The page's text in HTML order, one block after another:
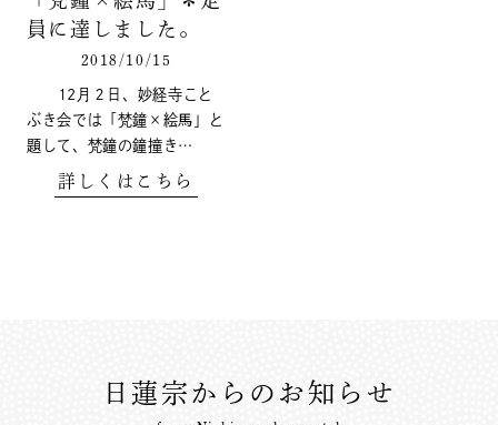
員に達しました。
2018/10/15
12月２日、妙経寺こと
ぶき会では「梵鐘×絵馬」と
題して、梵鐘の鐘撞き…
詳しくはこちら
日蓮宗からのお知らせ